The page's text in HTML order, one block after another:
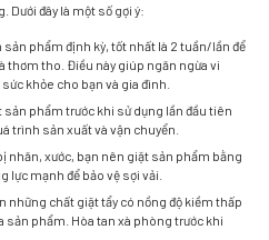
Dưới đây là một số gợi ý:
sản phẩm định kỳ, tốt nhất là 2 tuần/lần để
thơm tho. Điều này giúp ngăn ngừa vi
khỏe cho bạn và gia đình.
sản phẩm trước khi sử dụng lần đầu tiên
trình sản xuất và vận chuyển.
nhăn, xước, bạn nên giặt sản phẩm bằng
lực mạnh để bảo vệ sợi vải.
những chất giặt tẩy có nồng độ kiềm thấp
sản phẩm. Hòa tan xà phòng trước khi